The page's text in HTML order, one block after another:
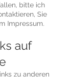
bitte ich
Sie
Impressum.
auf
zu anderen